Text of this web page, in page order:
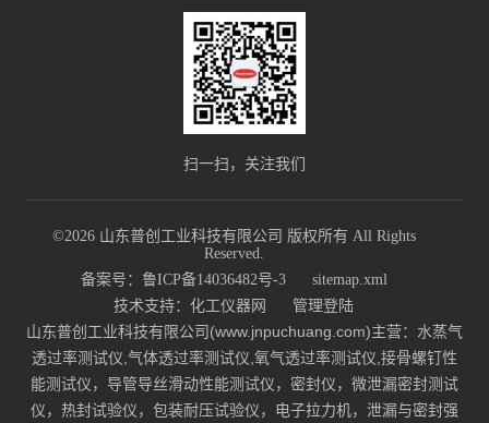
扫一扫，关注我们
©2026 山东普创工业科技有限公司 版权所有 All Rights
Reserved.
备案号：鲁ICP备14036482号-3
sitemap.xml
技术支持： 化工仪器网 管理登陆
山东普创工业科技有限公司(www.jnpuchuang.com)主营：水蒸气
透过率测试仪,气体透过率测试仪,氧气透过率测试仪,接骨螺钉性
能测试仪，导管导丝滑动性能测试仪，密封仪，微泄漏密封测试
仪，热封试验仪，包装耐压试验仪，电子拉力机，泄漏与密封强